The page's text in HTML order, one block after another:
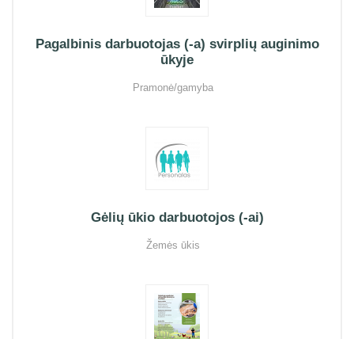
Pagalbinis darbuotojas (-a) svirplių auginimo
ūkyje
Pramonė/gamyba
Gėlių ūkio darbuotojos (-ai)
Žemės ūkis